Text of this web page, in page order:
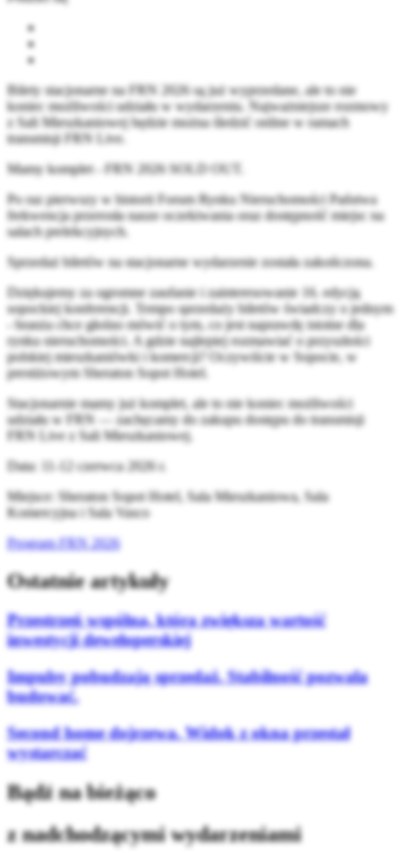
Bilety stacjonarne na FRN 2026 są już wyprzedane, ale to nie
koniec możliwości udziału w wydarzeniu. Najważniejsze rozmowy
z Sali Mieszkaniowej będzie można śledzić online w ramach
transmisji FRN Live.
Mamy komplet - FRN 2026 SOLD OUT.
Po raz pierwszy w historii Forum Rynku Nieruchomości Państwa
frekwencja przerosła nasze oczekiwania oraz dostępność miejsc na
salach prelekcyjnych.
Sprzedaż biletów na stacjonarne wydarzenie została zakończona.
Dziękujemy za ogromne zaufanie i zainteresowanie 16. edycją
sopockiej konferencji. Tempo sprzedaży biletów świadczy o jednym
- branża chce głośno mówić o tym, co jest naprawdę istotne dla
rynku nieruchomości. A gdzie najlepiej rozmawiać o przyszłości
polskiej mieszkaniówki i komercji? Oczywiście w Sopocie, w
prestiżowym Sheraton Sopot Hotel.
Stacjonarnie mamy już komplet, ale to nie koniec możliwości
udziału w FRN — zachęcamy do zakupu dostępu do transmisji
FRN Live z Sali Mieszkaniowej.
Data: 11-12 czerwca 2026 r.
Miejsce: Sheraton Sopot Hotel, Sala Mieszkaniowa, Sala
Komercyjna i Sala Vasco
Program FRN 2026
Ostatnie artykuły
Przestrzeń wspólna, która zwiększa wartość
inwestycji deweloperskiej
Impulsy pobudzają sprzedaż. Stabilność pozwala
budować.
Second home dojrzewa. Widok z okna przestał
wystarczać
Bądź na bieżąco
z nadchodzącymi wydarzeniami